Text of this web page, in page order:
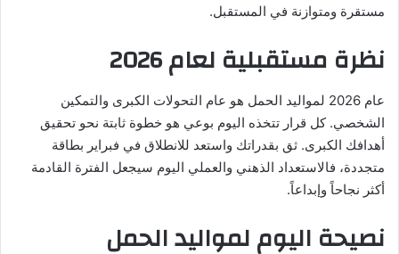
مستقرة ومتوازنة في المستقبل.
نظرة مستقبلية لعام 2026
عام 2026 لمواليد الحمل هو عام التحولات الكبرى والتمكين
الشخصي. كل قرار تتخذه اليوم بوعي هو خطوة ثابتة نحو تحقيق
أهدافك الكبرى. ثق بقدراتك واستعد للانطلاق في فبراير بطاقة
متجددة، فالاستعداد الذهني والعملي اليوم سيجعل الفترة القادمة
أكثر نجاحاً وإبداعاً.
نصيحة اليوم لمواليد الحمل